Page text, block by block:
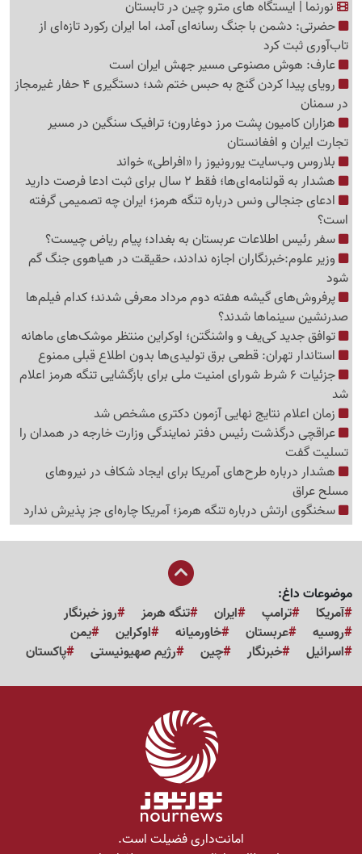
نورنما | ایستگاه های مترو چین در تابستان
حضرتی: دشمن با جنگ رسانه‌ای آمد، اما ایران رکورد تازه‌ای از
تاب‌آوری ثبت کرد
عارف: هوش مصنوعی مسیر جهش ایران است
رویای پیدا کردن گنج به حبس ختم شد؛ دستگیری 4 حفار غیرمجاز
در سمنان
هزاران کامیون پشت مرز دوغارون؛ ترافیک سنگین در مسیر
تجارت ایران و افغانستان
بلاروس وب‌سایت یورونیوز را «افراطی» خواند
هشدار به قولنامه‌ای‌ها؛ فقط 2 سال برای ثبت ادعا فرصت دارید
ادعای جنجالی ونس درباره تنگه هرمز؛ ایران چه تصمیمی گرفته
است؟
سفر رئیس اطلاعات عربستان به بغداد؛ پیام ریاض چیست؟
وزیر علوم:خبرنگاران اجازه ندادند، حقیقت در هیاهوی جنگ گم
شود
پرفروش‌های گیشه هفته دوم مرداد معرفی شدند؛ کدام فیلم‌ها
صدرنشین سینماها شدند؟
توافق جدید کی‌یف و واشنگتن؛ اوکراین منتظر موشک‌های ماهانه
استاندار تهران: قطعی برق تولیدی‌ها بدون اطلاع قبلی ممنوع
جزئیات 6 شرط شورای امنیت ملی برای بازگشایی تنگه هرمز اعلام
شد
زمان اعلام نتایج نهایی آزمون دکتری مشخص شد
عراقچی درگذشت رئیس دفتر نمایندگی وزارت خارجه در همدان را
تسلیت گفت
هشدار درباره طرح‌های آمریکا برای ایجاد شکاف در نیروهای
مسلح عراق
سخنگوی ارتش درباره تنگه هرمز؛ آمریکا چاره‌ای جز پذیرش ندارد
موضوعات داغ:
آمریکا
ترامپ ایران تنگه هرمز
روز خبرنگار
روسیه
عربستان خاورمیانه اوکراین
یمن
اسرائیل
خبرنگار چین رژیم صهیونیستی پاکستان
امانت‌داری فضیلت است.